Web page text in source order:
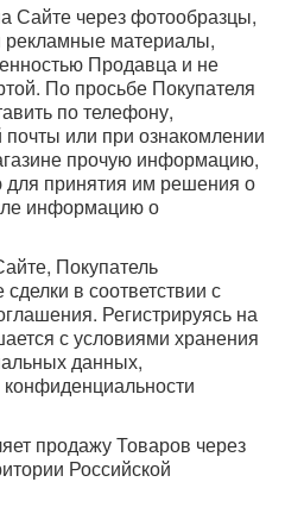
Сайте через фотообразцы,
рекламные материалы,
Продавца и не
По просьбе Покупателя
по телефону,
или при ознакомлении
прочую информацию,
принятия им решения о
информацию о
Покупатель
в соответствии с
Регистрируясь на
с условиями хранения
данных,
продажу Товаров через
Российской